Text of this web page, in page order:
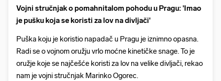
Vojni stručnjak o pomahnitalom pohodu u Pragu: 'Imao
je pušku koja se koristi za lov na divljači'
Puška koju je koristio napadač u Pragu je iznimno opasna.
Radi se o vojnom oružju vrlo moćne kinetičke snage. To je
oružje koje se najčešće koristi za lov na velike divljači, rekao
nam je vojni stručnjak Marinko Ogorec.